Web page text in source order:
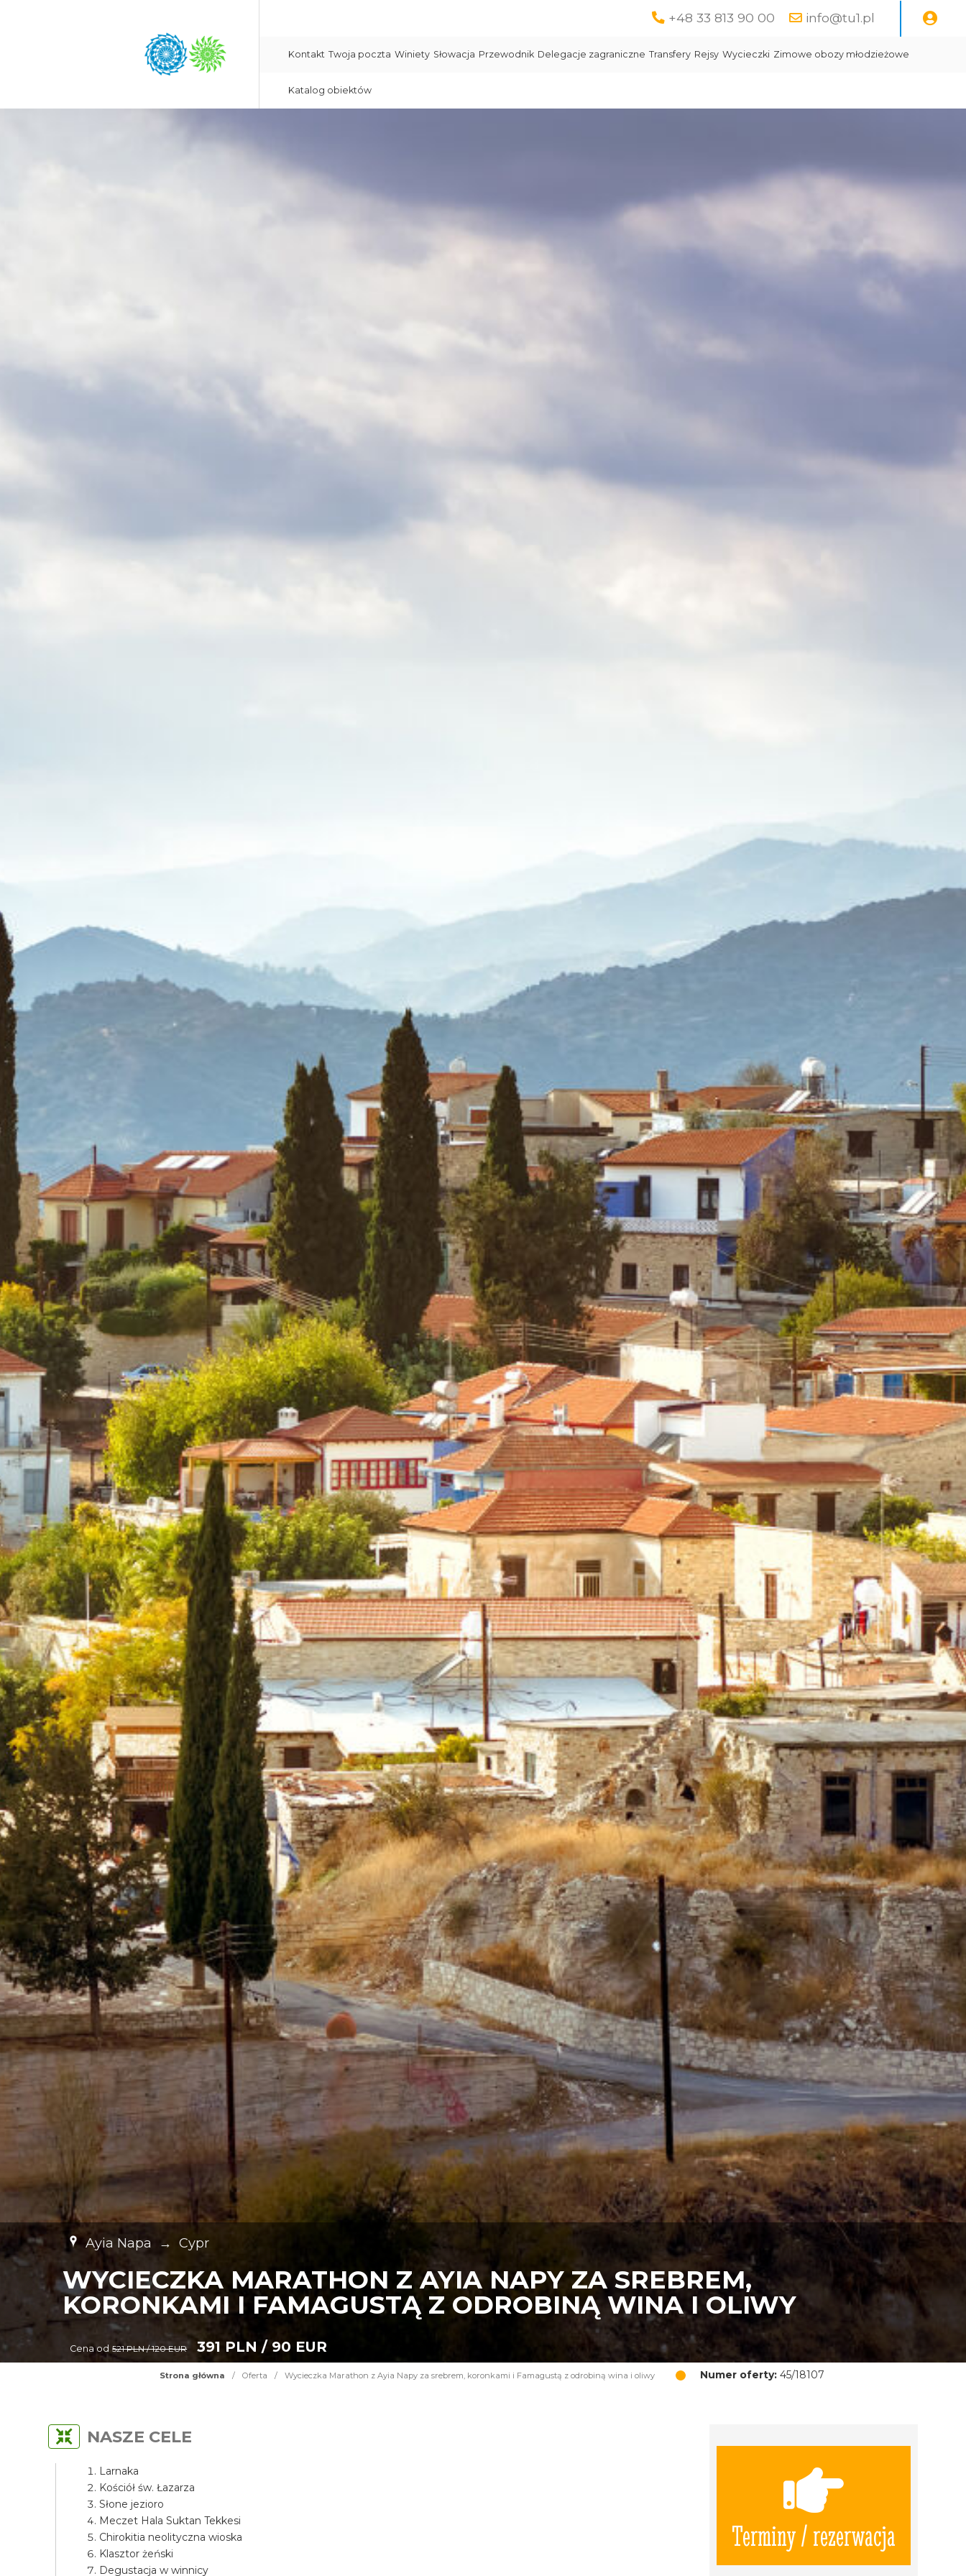
+48 33 813 90 00 info@tu1.pl
Kontakt Twoja poczta Winiety Słowacja Przewodnik Delegacje zagraniczne Transfery Rejsy Wycieczki Zimowe obozy młodzieżowe
Katalog obiektów
Ayia Napa → Cypr
WYCIECZKA MARATHON Z AYIA NAPY ZA SREBREM,
KORONKAMI I FAMAGUSTĄ Z ODROBINĄ WINA I OLIWY
Cena od 521 PLN / 120 EUR 391 PLN / 90 EUR
Strona główna / Oferta / Wycieczka Marathon z Ayia Napy za srebrem, koronkami i Famagustą z odrobiną wina i oliwy Numer oferty: 45/18107
Terminy / rezerwacja
NASZE CELE
Larnaka
Kościół św. Łazarza
Słone jezioro
Meczet Hala Suktan Tekkesi
Chirokitia neolityczna wioska
Klasztor żeński
Degustacja w winnicy